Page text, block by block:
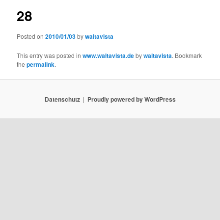
28
Posted on2010/01/03bywaltavista
This entry was posted inwww.waltavista.debywaltavista. Bookmark
thepermalink.
Datenschutz Proudly powered by WordPress